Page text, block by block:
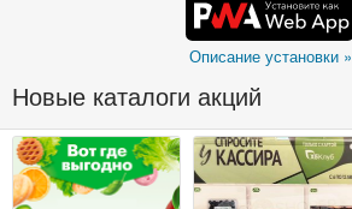
Описание установки »
Новые каталоги акций